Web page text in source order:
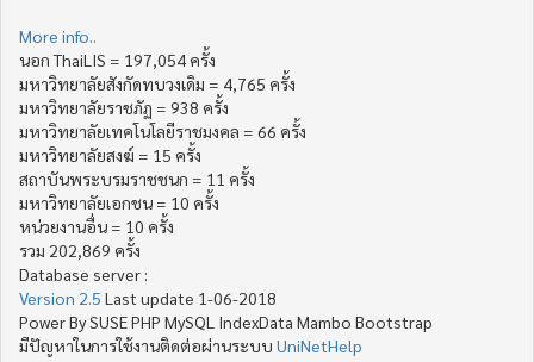
More info..
นอก ThaiLIS = 197,054 ครั้ง
มหาวิทยาลัยสังกัดทบวงเดิม = 4,765 ครั้ง
มหาวิทยาลัยราชภัฏ = 938 ครั้ง
มหาวิทยาลัยเทคโนโลยีราชมงคล = 66 ครั้ง
มหาวิทยาลัยสงฆ์ = 15 ครั้ง
สถาบันพระบรมราชชนก = 11 ครั้ง
มหาวิทยาลัยเอกชน = 10 ครั้ง
หน่วยงานอื่น = 10 ครั้ง
รวม 202,869 ครั้ง
Database server :
Version 2.5 Last update 1-06-2018
Power By SUSE PHP MySQL IndexData Mambo Bootstrap
มีปัญหาในการใช้งานติดต่อผ่านระบบ UniNetHelp